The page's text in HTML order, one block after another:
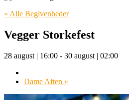
« Alle Begivenheder
Vegger Storkefest
28 august | 16:00 - 30 august | 02:00
Dame Aften »